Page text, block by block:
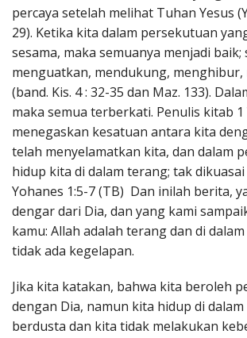
percaya setelah melihat Tuhan Yesus
29). Ketika kita dalam persekutuan
sesama, maka semuanya menjadi baik;
menguatkan, mendukung,
(band. Kis. 4 : 32-35 dan Maz. 133).
maka semua terberkati. Penulis kitab 1
menegaskan kesatuan antara kita
telah menyelamatkan kita, dan dalam
hidup kita di dalam terang; tak dikuasai
Yohanes 1:5-7 (TB) Dan inilah berita,
dengar dari Dia, dan yang kami
kamu: Allah adalah terang dan di
tidak ada kegelapan.
Jika kita katakan, bahwa kita beroleh
dengan Dia, namun kita hidup di
berdusta dan kita tidak melakukan